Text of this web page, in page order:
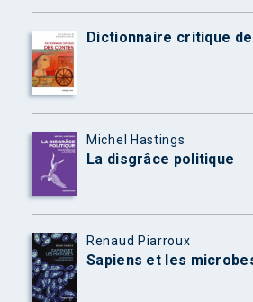
Dictionnaire critique
Michel Hastings
La disgrâce politique
Renaud Piarroux
Sapiens et les